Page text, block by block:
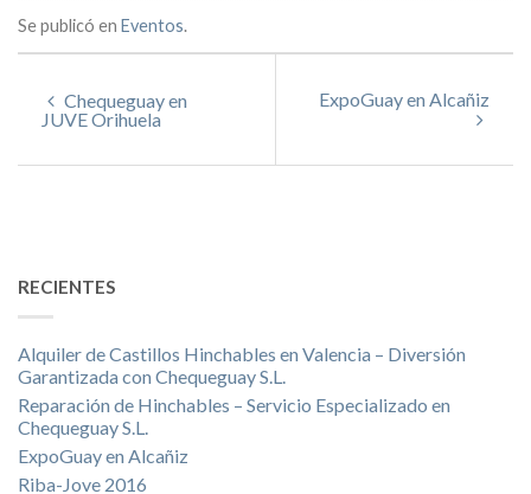
Se publicó en Eventos.
Chequeguay en
JUVE Orihuela
ExpoGuay en Alcañiz
RECIENTES
Alquiler de Castillos Hinchables en Valencia – Diversión
Garantizada con Chequeguay S.L.
Reparación de Hinchables – Servicio Especializado en
Chequeguay S.L.
ExpoGuay en Alcañiz
Riba-Jove 2016